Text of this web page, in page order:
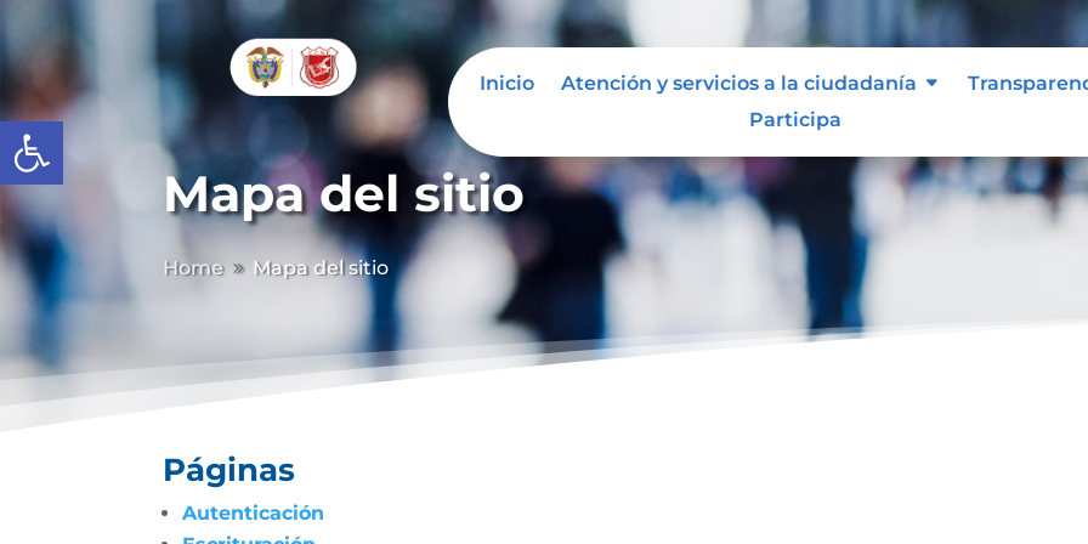
Abrir barra de herramientas
Inicio Atención y servicios a la ciudadanía
Participa
Mapa del sitio
Home 9 Mapa del sitio
Páginas
Autenticación